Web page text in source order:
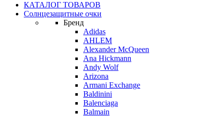
КАТАЛОГ ТОВАРОВ
Солнцезащитные очки
Бренд
Adidas
AHLEM
Alexander McQueen
Ana Hickmann
Andy Wolf
Arizona
Armani Exchange
Baldinini
Balenciaga
Balmain